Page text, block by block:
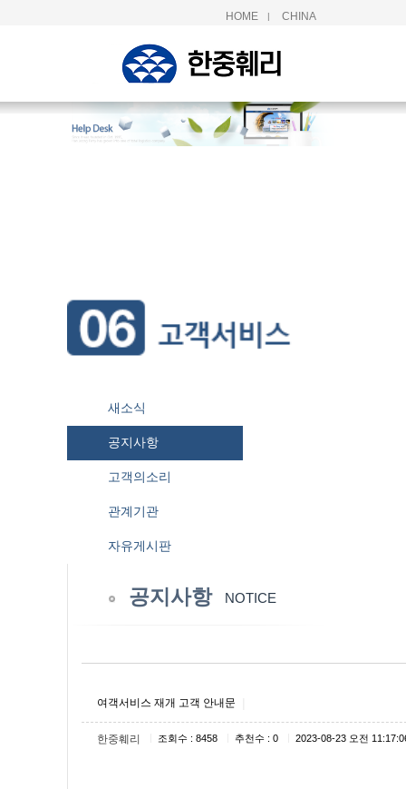
HOME | CHINA
새소식
공지사항
고객의소리
관계기관
자유게시판
공지사항 NOTICE
여객서비스 재개 고객 안내문
한중훼리 조회수 : 8458 추천수 : 0 2023-08-23 오전